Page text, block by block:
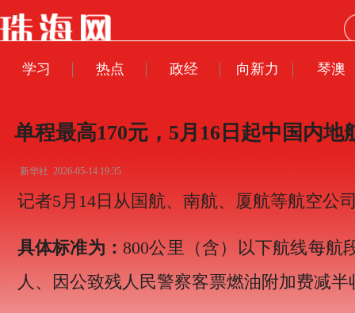
学习 热点 政经 向新力 琴澳
单程最高170元，5月16日起中国内
新华社 2026-05-14 19:35
记者5月14日从国航、南航、厦航等航空公
具体标准为：800公里（含）以下航线每航
人、因公致残人民警察客票燃油附加费减半